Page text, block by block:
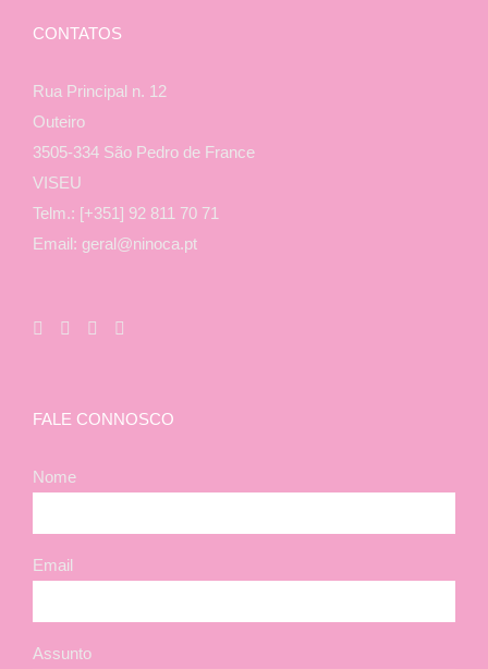
CONTATOS
Rua Principal n. 12
Outeiro
3505-334 São Pedro de France
VISEU
Telm.: [+351] 92 811 70 71
Email: geral@ninoca.pt
FALE CONNOSCO
Nome
Email
Assunto